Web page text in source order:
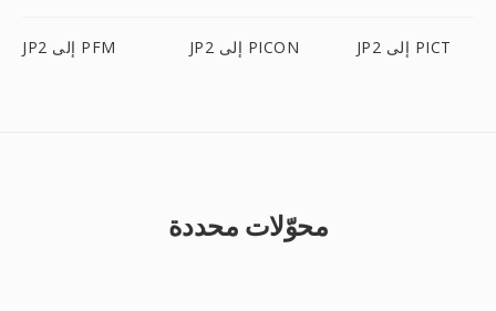
JP2 إلى PFM JP2 إلى PICON JP2 إلى PICT
محوّلات محددة